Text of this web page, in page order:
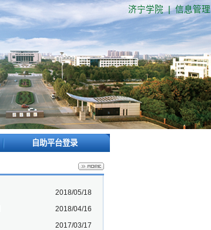
济宁学院 | 信息管
自助平台登录
2018/05/18
2018/04/16
2017/03/17